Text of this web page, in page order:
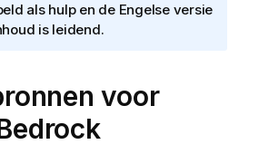
als hulp en de Engelse versie
is leidend.
voor